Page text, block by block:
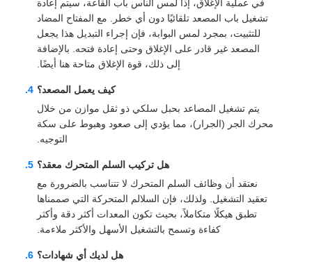
في عملية الإغلاق، إذا لمس الناس باب القاعة، سيتم إعادة
تشغيل باب المصعد تلقائيًا دون أي خطر. مع المفتاح المضاد
للتثبيت، بمجرد لمس البوابة، فإن إجراء التبديل هذا يجعل
المصعد غير قادر على الإغلاق وحتى إعادة فتحه. بالإضافة
إلى ذلك، قوة الإغلاق متاحة هنا أيضًا.
كيف يعمل المصعد؟
يتم تشغيل المصاعد بحبل سلكي ذو ثقل موازن من خلال
محرك الجر (الجرار)، مما يؤدي إلى صعود وهبوط على سكة
التوجيه.
هل تركيب السلم المتحرك معقد؟
نعتقد أن وظائف السلم المتحرك لا تتناسب بالضرورة مع
تعقيد التشغيل. ولذلك، فإن السلالم المتحركة التي صممناها
تطبق هيكلًا متكاملاً، بحيث تكون المعدات أكثر دقة وأكثر
كفاءة وتسمح بالتشغيل الأسهل والأكثر ملاءمة.
هل لديك أي شهادات؟